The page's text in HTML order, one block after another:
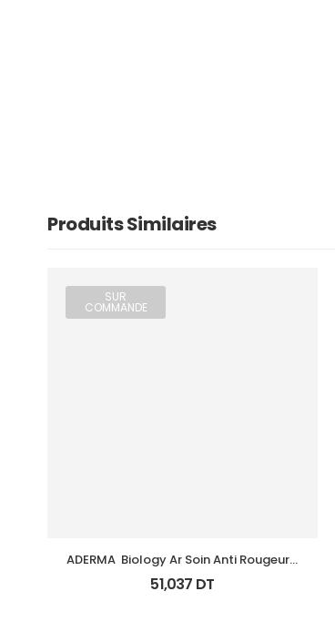
Produits Similaires
SUR
COMMANDE
ADERMA  Biology Ar Soin Anti Rougeurs
Tb 40 Ml
51,037 DT